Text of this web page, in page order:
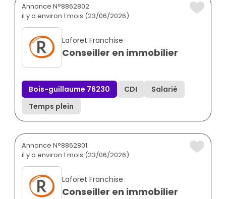
Annonce N°8862802
il y a environ 1 mois (23/06/2026)
Laforet Franchise
Conseiller en immobilier
Bois-guillaume 76230 CDI
Salarié
Temps plein
Annonce N°8862801
il y a environ 1 mois (23/06/2026)
Laforet Franchise
Conseiller en immobilier